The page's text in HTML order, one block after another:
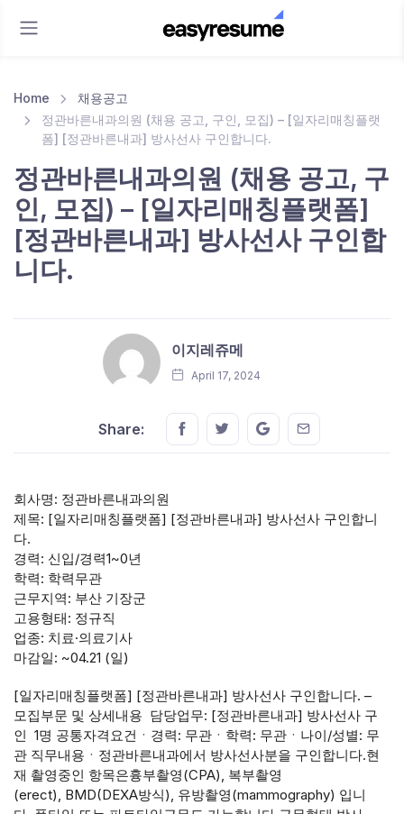
Home
채용공고
정관바른내과의원 (채용 공고, 구인, 모집) – [일자리매칭플랫
폼] [정관바른내과] 방사선사 구인합니다.
정관바른내과의원 (채용 공고, 구
인, 모집) – [일자리매칭플랫폼]
[정관바른내과] 방사선사 구인합
니다.
이지레쥬메
April 17, 2024
Share: Share this on FaceBook
Share this on Twitter
Share this on GMail
Share this on
회사명: 정관바른내과의원
제목: [일자리매칭플랫폼] [정관바른내과] 방사선사 구인합니
다.
경력: 신입/경력1~0년
학력: 학력무관
근무지역: 부산 기장군
고용형태: 정규직
업종: 치료·의료기사
마감일: ~04.21 (일)
[일자리매칭플랫폼] [정관바른내과] 방사선사 구인합니다. –
모집부문 및 상세내용 담당업무: [정관바른내과] 방사선사 구
인 1명 공통자격요건ㆍ경력: 무관ㆍ학력: 무관ㆍ나이/성별: 무
관 직무내용ㆍ정관바른내과에서 방사선사분을 구인합니다.현
재 촬영중인 항목은흉부촬영(CPA), 복부촬영
(erect), BMD(DEXA방식), 유방촬영(mammography) 입니